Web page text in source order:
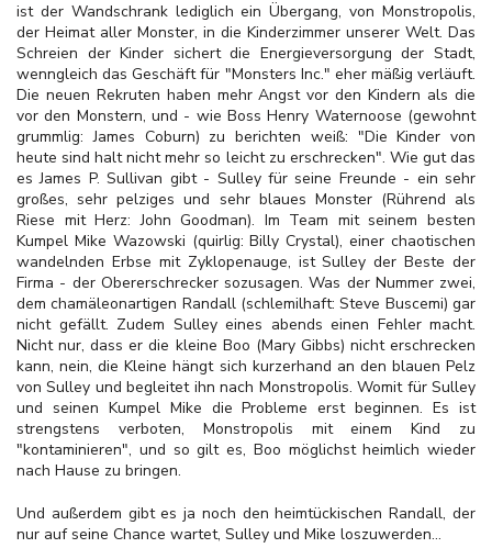
ist der Wandschrank lediglich ein Übergang, von Monstropolis,
der Heimat aller Monster, in die Kinderzimmer unserer Welt. Das
Schreien der Kinder sichert die Energieversorgung der Stadt,
wenngleich das Geschäft für "Monsters Inc." eher mäßig verläuft.
Die neuen Rekruten haben mehr Angst vor den Kindern als die
vor den Monstern, und - wie Boss Henry Waternoose (gewohnt
grummlig: James Coburn) zu berichten weiß: "Die Kinder von
heute sind halt nicht mehr so leicht zu erschrecken". Wie gut das
es James P. Sullivan gibt - Sulley für seine Freunde - ein sehr
großes, sehr pelziges und sehr blaues Monster (Rührend als
Riese mit Herz: John Goodman). Im Team mit seinem besten
Kumpel Mike Wazowski (quirlig: Billy Crystal), einer chaotischen
wandelnden Erbse mit Zyklopenauge, ist Sulley der Beste der
Firma - der Obererschrecker sozusagen. Was der Nummer zwei,
dem chamäleonartigen Randall (schlemilhaft: Steve Buscemi) gar
nicht gefällt. Zudem Sulley eines abends einen Fehler macht.
Nicht nur, dass er die kleine Boo (Mary Gibbs) nicht erschrecken
kann, nein, die Kleine hängt sich kurzerhand an den blauen Pelz
von Sulley und begleitet ihn nach Monstropolis. Womit für Sulley
und seinen Kumpel Mike die Probleme erst beginnen. Es ist
strengstens verboten, Monstropolis mit einem Kind zu
"kontaminieren", und so gilt es, Boo möglichst heimlich wieder
nach Hause zu bringen.
Und außerdem gibt es ja noch den heimtückischen Randall, der
nur auf seine Chance wartet, Sulley und Mike loszuwerden…